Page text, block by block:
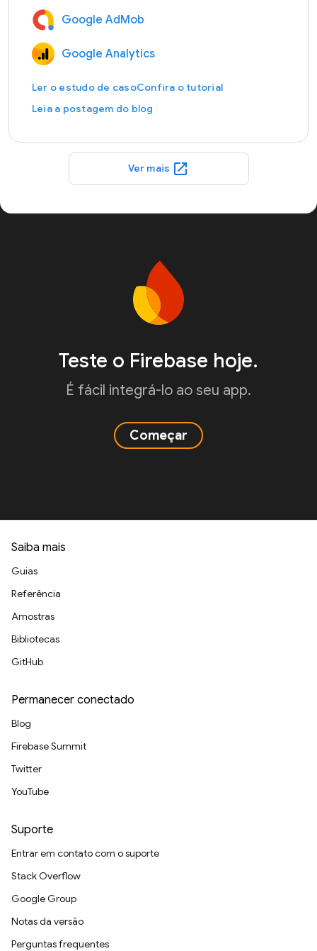
Google AdMob
Google Analytics
Ler o estudo de casoConfira o tutorial
Leia a postagem do blog
Ver mais open_in_new
Teste o Firebase hoje.
É fácil integrá-lo ao seu app.
Começar
Saiba mais
Guias
Referência
Amostras
Bibliotecas
GitHub
Permanecer conectado
Blog
Firebase Summit
Twitter
YouTube
Suporte
Entrar em contato com o suporte
Stack Overflow
Google Group
Notas da versão
Perguntas frequentes